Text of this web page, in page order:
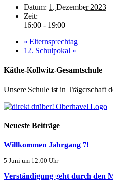
Datum: 1. Dezember 2023
Zeit:
16:00 - 19:00
« Elternsprechtag
12. Schulpokal »
Käthe-Kollwitz-Gesamtschule
Unsere Schule ist in Trägerschaft
Neueste Beiträge
Willkommen Jahrgang 7!
5 Juni um 12:00 Uhr
Verständigung geht durch den